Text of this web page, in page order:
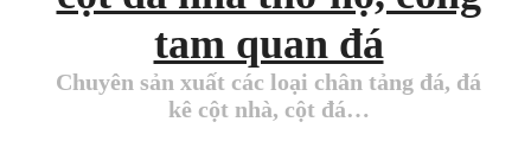
tam quan đá
Chuyên sản xuất các loại chân tảng đá, đá
kê cột nhà, cột đá…